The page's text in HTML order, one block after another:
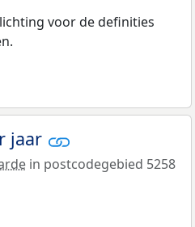
voor de definities
jaar
in postcodegebied 5258